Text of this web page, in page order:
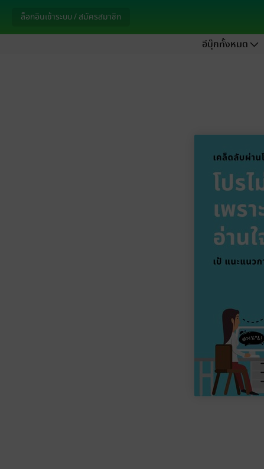
ล็อกอินเข้าระบบ / สมัครสมาชิก
อีบุ๊กทั้งหมด